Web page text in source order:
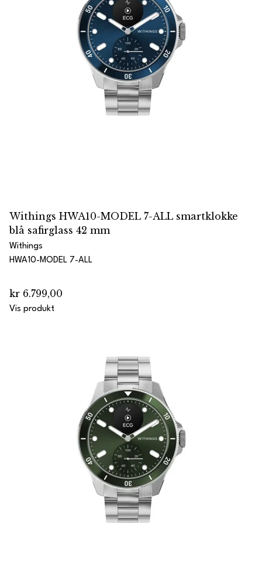
Withings HWA10-MODEL 7-ALL smartklokke
blå safirglass 42 mm
Withings
HWA10-MODEL 7-ALL
kr 6.799,00
Vis produkt